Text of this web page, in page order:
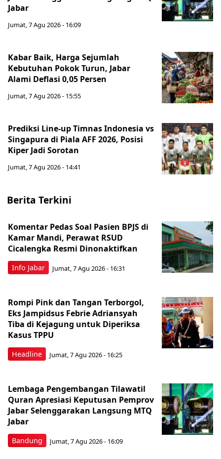
Jabar
Jumat, 7 Agu 2026 - 16:09
Kabar Baik, Harga Sejumlah
Kebutuhan Pokok Turun, Jabar
Alami Deflasi 0,05 Persen
Jumat, 7 Agu 2026 - 15:55
Prediksi Line-up Timnas Indonesia vs
Singapura di Piala AFF 2026, Posisi
Kiper Jadi Sorotan
Jumat, 7 Agu 2026 - 14:41
Berita Terkini
Info Jabar
Komentar Pedas Soal Pasien BPJS di
Kamar Mandi, Perawat RSUD
Cicalengka Resmi Dinonaktifkan
Jumat, 7 Agu 2026 - 16:31
Headline
Rompi Pink dan Tangan Terborgol,
Eks Jampidsus Febrie Adriansyah
Tiba di Kejagung untuk Diperiksa
Kasus TPPU
Jumat, 7 Agu 2026 - 16:25
Bandung
Lembaga Pengembangan Tilawatil
Quran Apresiasi Keputusan Pemprov
Jabar Selenggarakan Langsung MTQ
Jabar
Jumat, 7 Agu 2026 - 16:09